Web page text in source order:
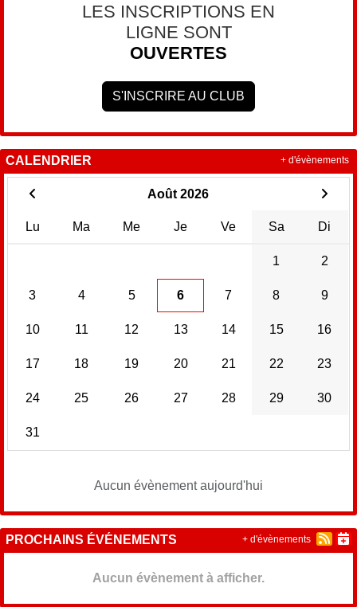
LES INSCRIPTIONS EN
LIGNE SONT
OUVERTES
S'INSCRIRE AU CLUB
CALENDRIER
Août 2026
Lu Ma Me Je Ve Sa Di
1 2
3 4 5 6 7 8 9
10 11 12 13 14 15 16
17 18 19 20 21 22 23
24 25 26 27 28 29 30
31
Aucun évènement aujourd'hui
+ d'évènements
PROCHAINS ÉVÉNEMENTS
Aucun évènement à afficher.
+ d'évènements